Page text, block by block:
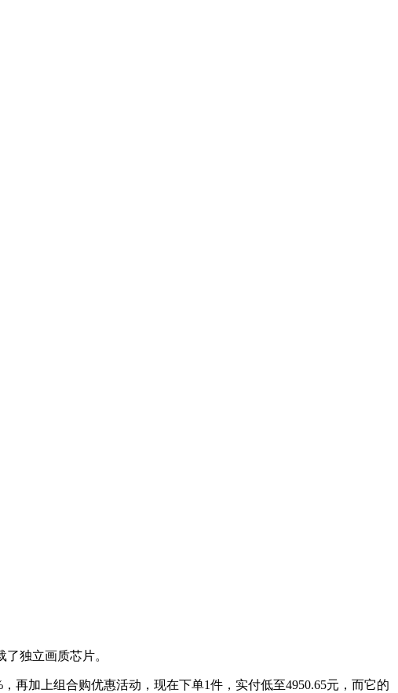
独立画质芯片。
再加上组合购优惠活动，现在下单1件，实付低至4950.65元，而它的